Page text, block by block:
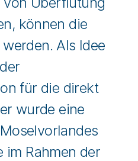
können die
Als Idee
für die direkt
wurde eine
im Rahmen der